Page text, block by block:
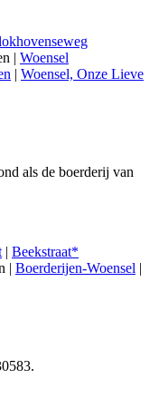
| Woensel
| Woensel, Onze Lieve
als de boerderij van
| Beekstraat*
| Boerderijen-Woensel |